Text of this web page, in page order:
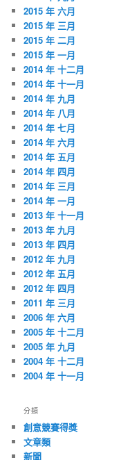
2015 年 六月
2015 年 三月
2015 年 二月
2015 年 一月
2014 年 十二月
2014 年 十一月
2014 年 九月
2014 年 八月
2014 年 七月
2014 年 六月
2014 年 五月
2014 年 四月
2014 年 三月
2014 年 一月
2013 年 十一月
2013 年 九月
2013 年 四月
2012 年 九月
2012 年 五月
2012 年 四月
2011 年 三月
2006 年 六月
2005 年 十二月
2005 年 九月
2004 年 十二月
2004 年 十一月
分類
創意競賽得獎
文章類
新聞